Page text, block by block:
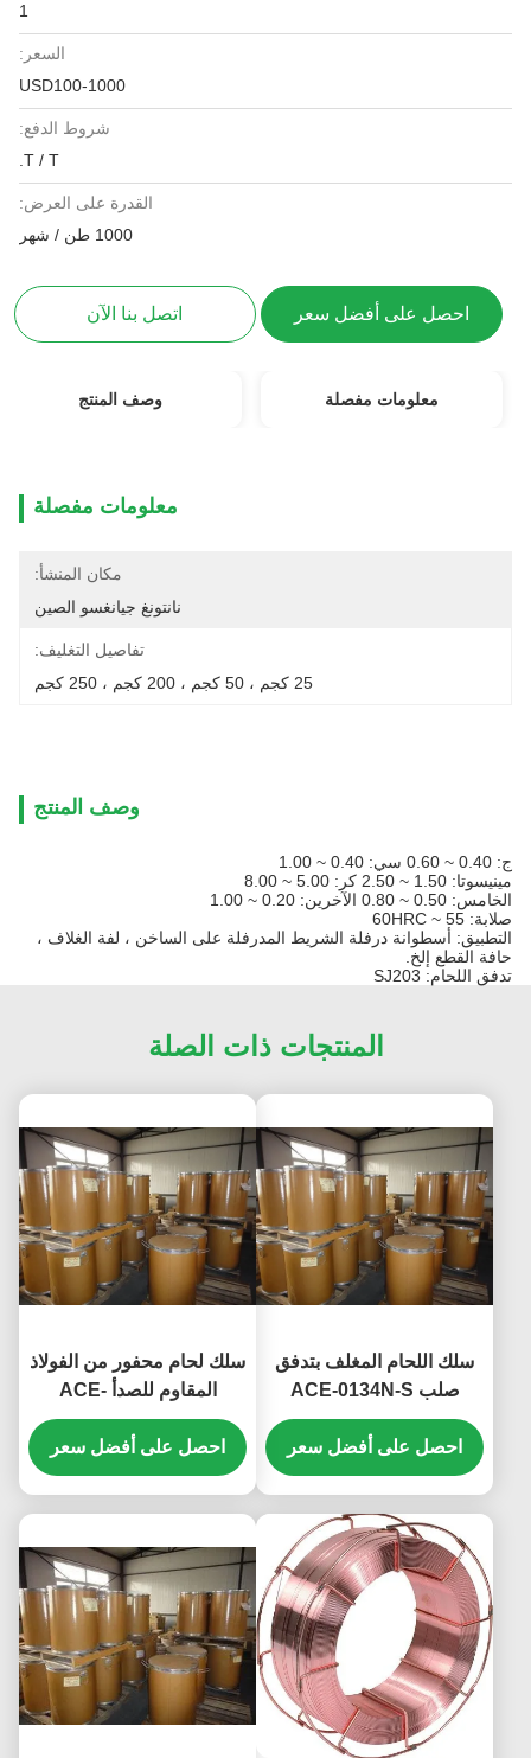
السعر:
USD100-1000
شروط الدفع:
T / T.
القدرة على العرض:
1000 طن / شهر
احصل على أفضل سعر اتصل بنا الآن
معلومات مفصلة وصف المنتج
معلومات مفصلة
مكان المنشأ:
نانتونغ جيانغسو الصين
تفاصيل التغليف:
25 كجم ، 50 كجم ، 200 كجم ، 250 كجم
وصف المنتج
ج: 0.40 ~ 0.60 سي: 0.40 ~ 1.00
مينيسوتا: 1.50 ~ 2.50 كر: 5.00 ~ 8.00
الخامس: 0.50 ~ 0.80 الآخرين: 0.20 ~ 1.00
صلابة: 55 ~ 60HRC
التطبيق: أسطوانة درفلة الشريط المدرفلة على الساخن ، لفة الغلاف ،
حافة القطع إلخ.
تدفق اللحام: SJ203
المنتجات ذات الصلة
سلك اللحام المغلف بتدفق
صلب ACE-0134N-S
احصل على أفضل سعر
سلك لحام محفور من الفولاذ
المقاوم للصدأ ACE-
1132N-S
احصل على أفضل سعر